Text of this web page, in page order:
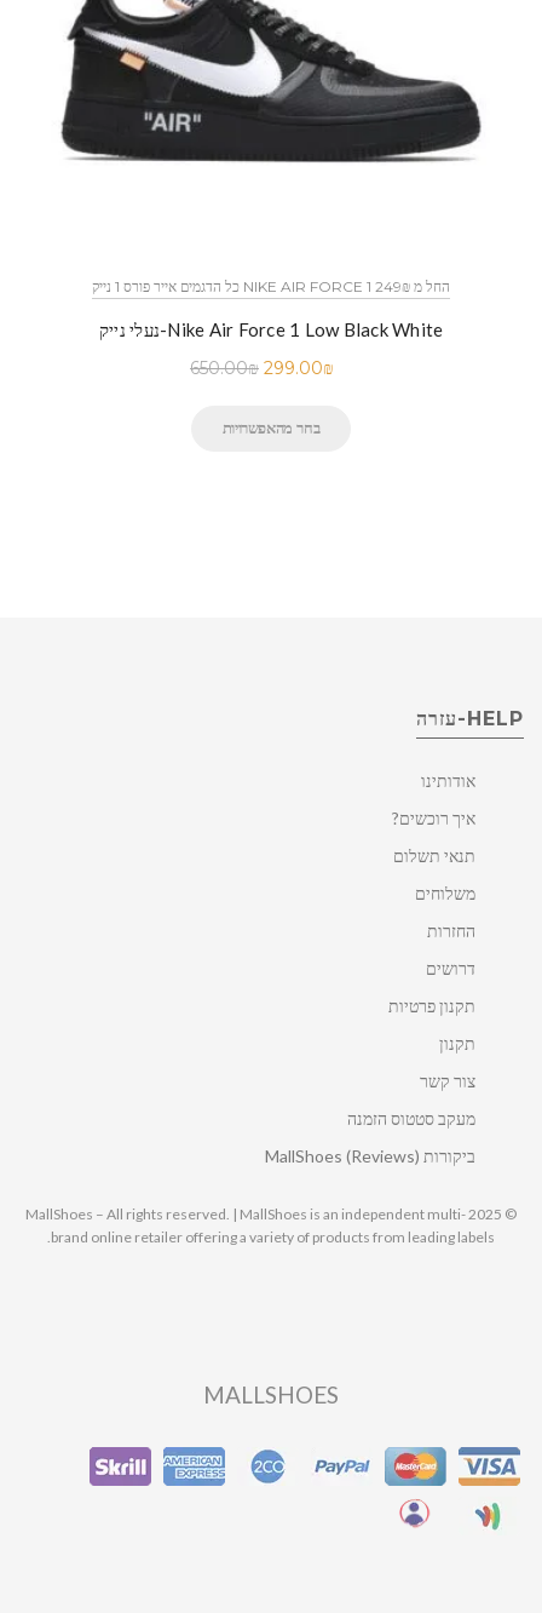
כל הדגמים אייר פורס 1 נייק NIKE AIR FORCE 1 החל מ 249₪
נעלי נייק-Nike Air Force 1 Low Black White
650.00₪ 299.00₪
בחר מהאפשרויות
HELP-עזרה
אודותינו
איך רוכשים?
תנאי תשלום
משלוחים
החזרות
דרושים
תקנון פרטיות
תקנון
צור קשר
מעקב סטטוס הזמנה
ביקורות MallShoes (Reviews)
© 2025 MallShoes – All rights reserved. | MallShoes is an independent multi-
brand online retailer offering a variety of products from leading labels.
MALLSHOES